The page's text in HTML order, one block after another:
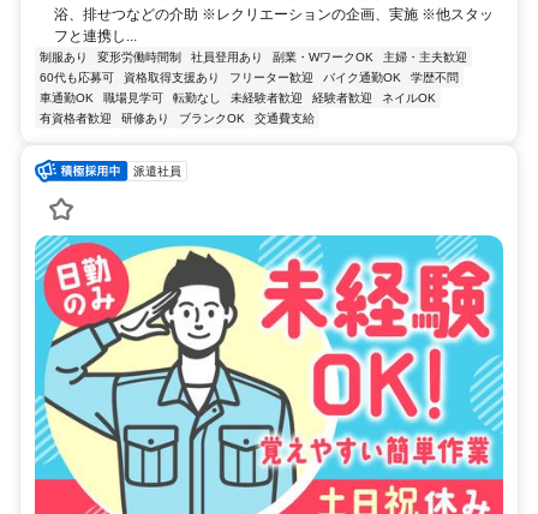
浴、排せつなどの介助 ※レクリエーションの企画、実施 ※他スタッ
フと連携し...
制服あり 変形労働時間制 社員登用あり 副業・WワークOK
主婦・主夫歓迎
60代も応募可
資格取得支援あり フリーター歓迎 バイク通勤OK
学歴不問
車通勤OK
職場見学可 転勤なし 未経験者歓迎 経験者歓迎
ネイルOK
有資格者歓迎
研修あり ブランクOK 交通費支給
派遣社員